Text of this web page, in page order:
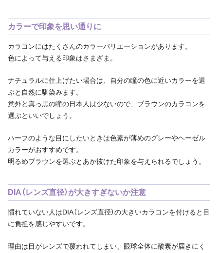
カラーで印象を思い通りに
カラコンにはたくさんのカラーバリエーションがあります。
色によって与える印象はさまざま。
ナチュラルに仕上げたい場合は、自分の瞳の色に近いカラーを選
ぶと自然に馴染みます。
意外と真っ黒の瞳の日本人は少ないので、ブラウンのカラコンを
選ぶといいでしょう。
ハーフのような目にしたいときは色素が薄めのグレーやヘーゼル
カラーがおすすめです。
明るめブラウンを選ぶとあか抜けた印象を与えられるでしょう。
DIA（レンズ直径）が大きすぎないか注意
慣れていない人はDIA（レンズ直径）の大きいカラコンを付けると目
に負担を感じやすいです。
理由は目がレンズで覆われてしまい、眼球全体に酸素が届きにく